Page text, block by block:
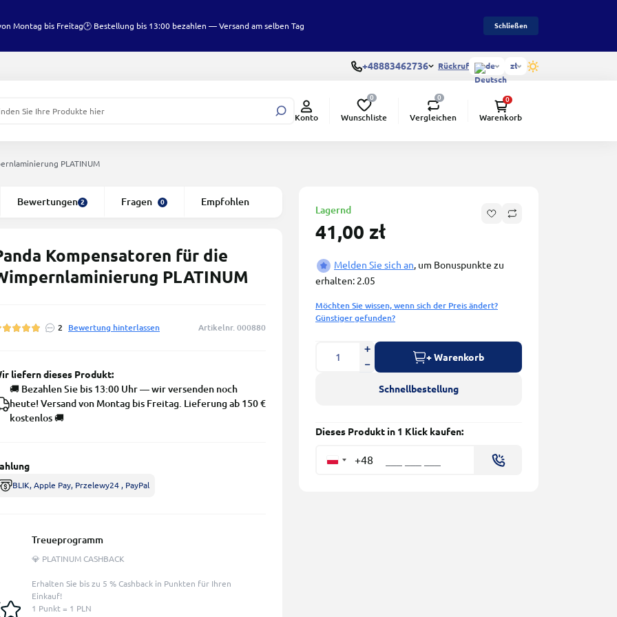
Montag bis Freitag🕑 Bestellung bis 13:00 bezahlen — Versand am selben Tag Schließen
+48883462736 Rückruf de zł
Konto
0
Wunschliste
0
Vergleichen
0
Warenkorb
PLATINUM
Bewertungen 2 Fragen 0 Empfohlen
Kompensatoren für die
PLATINUM
2 Bewertung hinterlassen Artikelnr. 000880
Lagernd
41,00 zł
Melden Sie sich an, um Bonuspunkte zu
erhalten: 2.05
Möchten Sie wissen, wenn sich der Preis ändert?
Günstiger gefunden?
+ Warenkorb
Schnellbestellung
Dieses Produkt in 1 Klick kaufen:
+48
liefern dieses Produkt:
🚚 Bezahlen Sie bis 13:00 Uhr — wir versenden noch
heute! Versand von Montag bis Freitag. Lieferung ab 150 €
kostenlos 🚚
BLIK, Apple Pay, Przelewy24 , PayPal
Treueprogramm
💎 PLATINUM CASHBACK
Erhalten Sie bis zu 5 % Cashback in Punkten für Ihren
Einkauf!
1 Punkt = 1 PLN